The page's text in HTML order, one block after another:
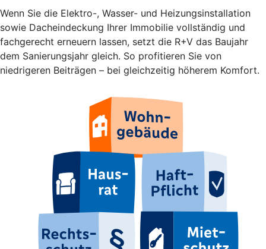
Wenn Sie die Elektro-, Wasser- und Heizungsinstallation
sowie Dacheindeckung Ihrer Immobilie vollständig und
fachgerecht erneuern lassen, setzt die R+V das Baujahr
dem Sanierungsjahr gleich. So profitieren Sie von
niedrigeren Beiträgen – bei gleichzeitig höherem Komfort.